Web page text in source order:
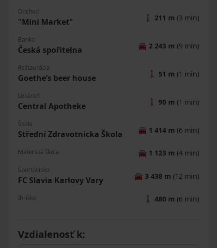
Obchod
"Mini Market" 🚶 211 m (3 min)
Banka
Česká spořitelna 🚘 2 243 m (9 min)
Reštaurácia
Goethe’s beer house 🚶 51 m (1 min)
Lekáreň
Central Apotheke 🚶 90 m (1 min)
Škola
Střední Zdravotnicka Škola 🚘 1 414 m (6 min)
Materská škola 🚘 1 123 m (4 min)
Športovisko
FC Slavia Karlovy Vary 🚘 3 438 m (12 min)
Ihrisko 🚶 480 m (6 min)
Vzdialenosť k: